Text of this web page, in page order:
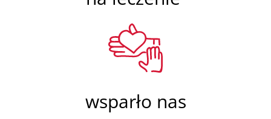
wsparło nas